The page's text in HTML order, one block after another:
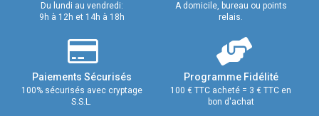
Du lundi au vendredi:
9h à 12h et 14h à 18h
A domicile, bureau ou points
relais.
Paiements Sécurisés
100% sécurisés avec cryptage
S.S.L.
Programme Fidélité
100 € TTC acheté = 3 € TTC en
bon d'achat